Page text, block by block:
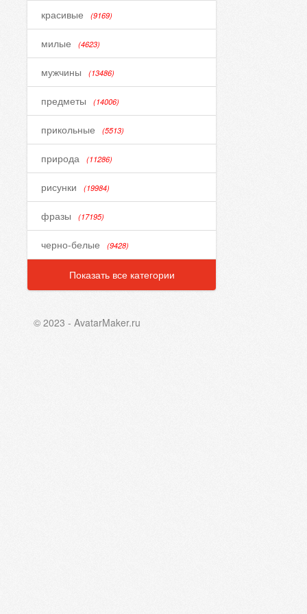
красивые (9169)
милые (4623)
мужчины (13486)
предметы (14006)
прикольные (5513)
природа (11286)
рисунки (19984)
фразы (17195)
черно-белые (9428)
Показать все категории
© 2023 - AvatarMaker.ru